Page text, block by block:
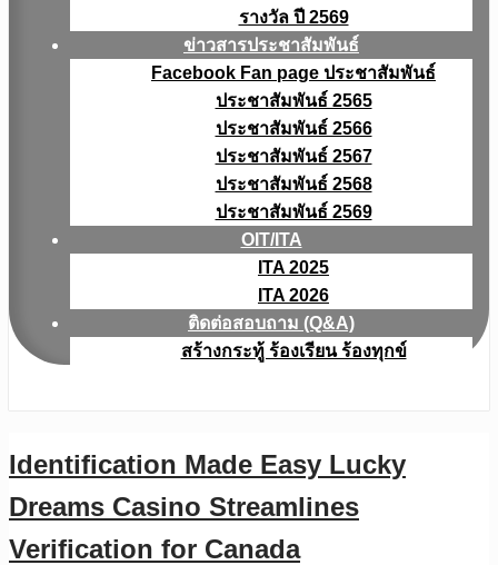
รางวัล ปี 2569
ข่าวสารประชาสัมพันธ์
Facebook Fan page ประชาสัมพันธ์
ประชาสัมพันธ์ 2565
ประชาสัมพันธ์ 2566
ประชาสัมพันธ์ 2567
ประชาสัมพันธ์ 2568
ประชาสัมพันธ์ 2569
OIT/ITA
ITA 2025
ITA 2026
ติดต่อสอบถาม (Q&A)
สร้างกระทู้ ร้องเรียน ร้องทุกข์
Identification Made Easy Lucky
Dreams Casino Streamlines
Verification for Canada